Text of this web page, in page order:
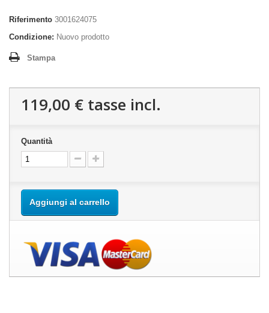
Riferimento 3001624075
Condizione: Nuovo prodotto
Stampa
119,00 € tasse incl.
Quantità
Aggiungi al carrello